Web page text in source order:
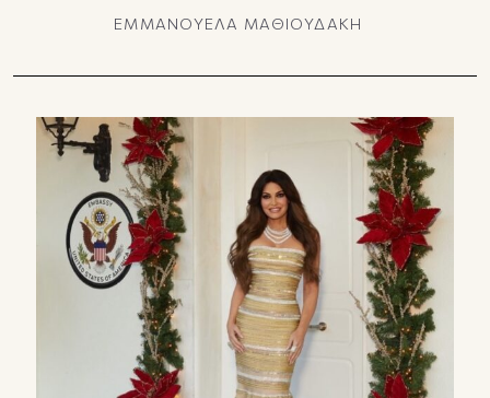
ΕΜΜΑΝΟΥΕΛΑ ΜΑΘΙΟΥΔΑΚΗ